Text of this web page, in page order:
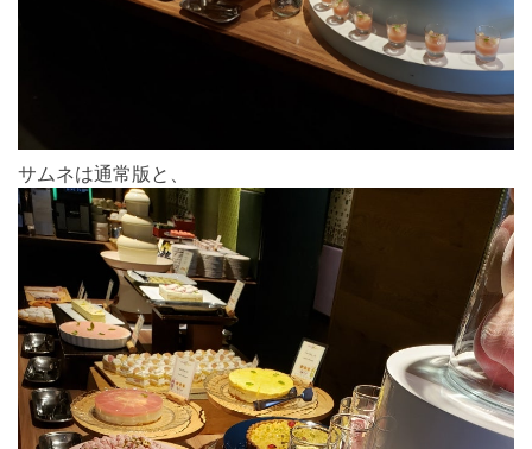
サムネは通常版と、